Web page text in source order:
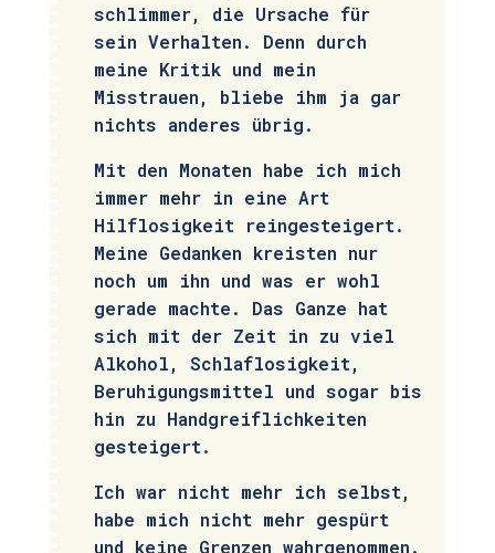
schlimmer, die Ursache für
sein Verhalten. Denn durch
meine Kritik und mein
Misstrauen, bliebe ihm ja gar
nichts anderes übrig.
Mit den Monaten habe ich mich
immer mehr in eine Art
Hilflosigkeit reingesteigert.
Meine Gedanken kreisten nur
noch um ihn und was er wohl
gerade machte. Das Ganze hat
sich mit der Zeit in zu viel
Alkohol, Schlaflosigkeit,
Beruhigungsmittel und sogar bis
hin zu Handgreiflichkeiten
gesteigert.
Ich war nicht mehr ich selbst,
habe mich nicht mehr gespürt
und keine Grenzen wahrgenommen.